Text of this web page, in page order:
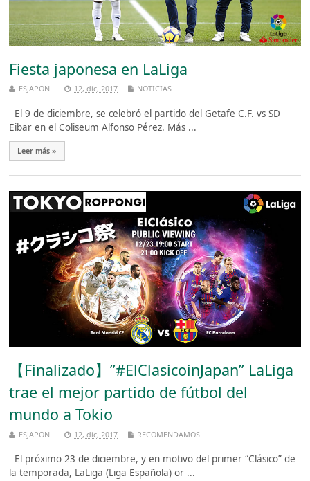
Fiesta japonesa en LaLiga
ESJAPON 12, dic, 2017 NOTICIAS
El 9 de diciembre, se celebró el partido del Getafe C.F. vs SD
Eibar en el Coliseum Alfonso Pérez. Más ...
Leer más »
【Finalizado】”#ElClasicoinJapan” LaLiga
trae el mejor partido de fútbol del
mundo a Tokio
ESJAPON 12, dic, 2017 RECOMENDAMOS
El próximo 23 de diciembre, y en motivo del primer “Clásico” de
la temporada, LaLiga (Liga Española) or ...